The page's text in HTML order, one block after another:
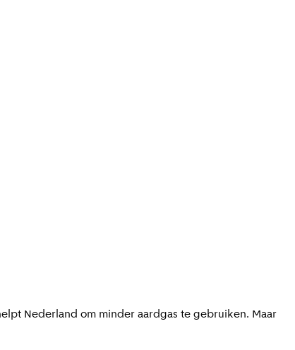
Nederland om minder aardgas te gebruiken. Maar